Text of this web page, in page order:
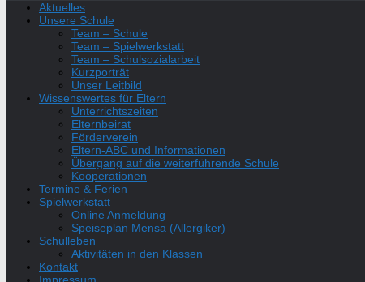
Aktuelles
Unsere Schule
Team – Schule
Team – Spielwerkstatt
Team – Schulsozialarbeit
Kurzporträt
Unser Leitbild
Wissenswertes für Eltern
Unterrichtszeiten
Elternbeirat
Förderverein
Eltern-ABC und Informationen
Übergang auf die weiterführende Schule
Kooperationen
Termine & Ferien
Spielwerkstatt
Online Anmeldung
Speiseplan Mensa (Allergiker)
Schulleben
Aktivitäten in den Klassen
Kontakt